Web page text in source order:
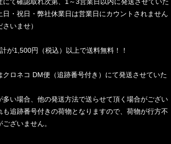
日・祝日・弊社休業日は営業日にカウントされません
いませ）
が1,500円（税込）以上で送料無料！！
クロネコ DM便（追跡番号付き）にて発送させていた
多い場合、他の発送方法で送らせて頂く場合がござい
も追跡番号付きの荷物となりますので、荷物が行方不
ざいません。